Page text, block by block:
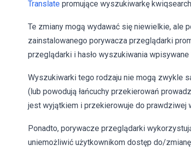
Translate promujące wyszukiwarkę
Te zmiany mogą wydawać się niewielkie, ale
zainstalowanego porywacza przeglądarki
przeglądarki i hasło wyszukiwania
Wyszukiwarki tego rodzaju nie mogą zwykle
(lub powodują łańcuchy przekierowań
jest wyjątkiem i przekierowuje do prawdziwej
Ponadto, porywacze przeglądarki
uniemożliwić użytkownikom dostęp do/